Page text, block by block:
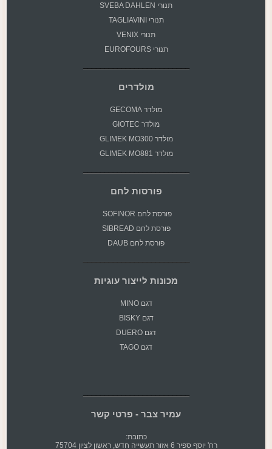
תנורי SVEBA DAHLEN
תנורי TAGLIAVINI
תנורי VENIX
תנורי EUROFOURS
מולדרים
מולדר GECOMA
מולדר GIOTEC
מולדר GLIMEK MO300
מולדר GLIMEK MO881
פורסות לחם
פורסת לחם SOFINOR
פורסת לחם SIBREAD
פורסת לחם DAUB
מכונות לייצור עוגיות
דגם MINO
דגם BISKY
דגם DUERO
דגם TAGO
עמיר צבר - פרטי קשר
כתובת:
רח' יוסף ספיר 6 אזור תעשייה חדש, ראשון לציון 75704